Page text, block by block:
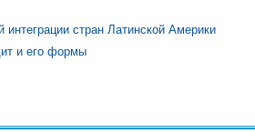
стран Латинской Америки
и его формы